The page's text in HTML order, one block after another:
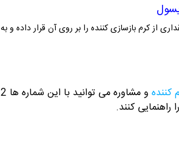
از کرم بازسازی کننده را بر روی آن قرار داده و
کننده و مشاوره می توانید با این شماره ها 09358343612 / 02165389693
راهنمایی کنند.